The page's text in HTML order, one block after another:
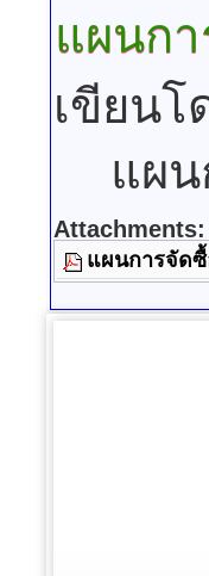
แผนก
เขียนโ
แผ
Attachments:
แผนการจัด